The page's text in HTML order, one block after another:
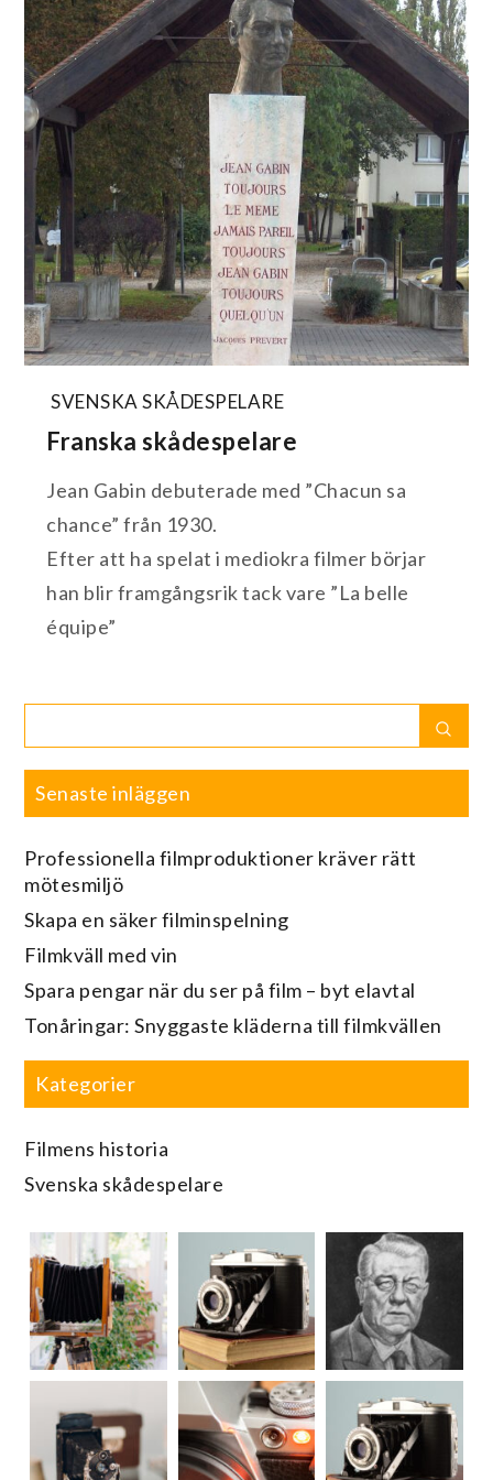
SVENSKA SKÅDESPELARE
Franska skådespelare
Jean Gabin debuterade med ”Chacun sa
chance” från 1930.
Efter att ha spelat i mediokra filmer börjar
han blir framgångsrik tack vare ”La belle
équipe”
for:
Senaste inläggen
Professionella filmproduktioner kräver rätt
mötesmiljö
Skapa en säker filminspelning
Filmkväll med vin
Spara pengar när du ser på film – byt elavtal
Tonåringar: Snyggaste kläderna till filmkvällen
Kategorier
Filmens historia
Svenska skådespelare